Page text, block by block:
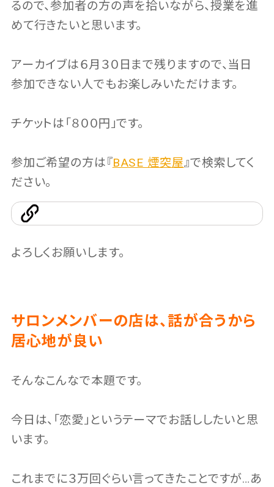
るので、参加者の方の声を拾いながら、授業を進
めて行きたいと思います。
アーカイブは６月３０日まで残りますので、当日
参加できない人でもお楽しみいただけます。
チケットは「８００円」です。
参加ご希望の方は『BASE 煙突屋』で検索してく
ださい。
よろしくお願いします。
サロンメンバーの店は、話が合うから
居心地が良い
そんなこんなで本題です。
今日は、「恋愛」というテーマでお話ししたいと思
います。
これまでに３万回ぐらい言ってきたことですが…あ